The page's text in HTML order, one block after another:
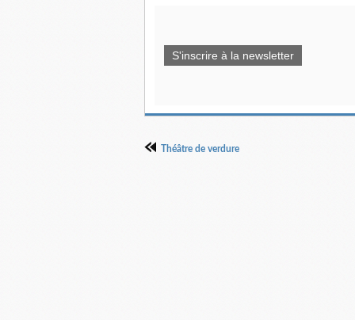
S'inscrire à la newsletter
Théâtre de verdure